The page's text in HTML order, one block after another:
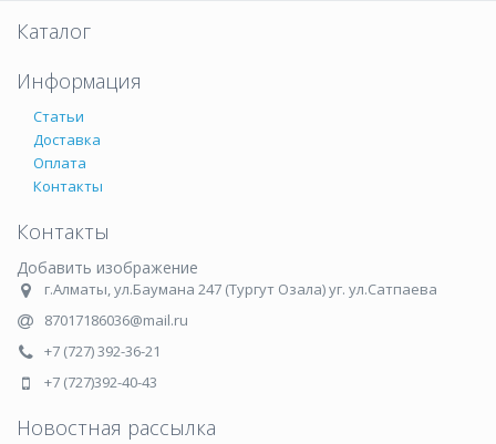
Каталог
Информация
Статьи
Доставка
Оплата
Контакты
Контакты
Добавить изображение
г.Алматы, ул.Баумана 247 (Тургут Озала) уг. ул.Сатпаева
87017186036@mail.ru
+7 (727) 392-36-21
+7 (727)392-40-43
Новостная рассылка